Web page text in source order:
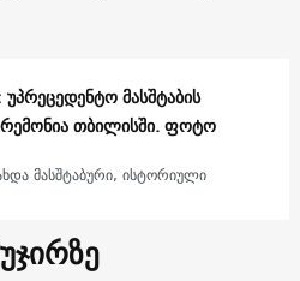
მასშტაბის
თბილისში. ფოტო
მასშტაბური, ისტორიული